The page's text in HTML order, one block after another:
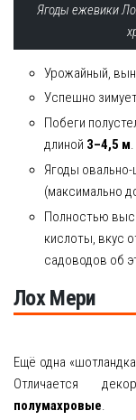
Ягоды ежевики
Урожайный,
Успешно
Побеги
длиной 3–4,5 м.
Ягоды
(максимально
Полностью
кислоты, вкус
садоводов об
Лох Мери
Ещё одна
Отличается
полумахровые.